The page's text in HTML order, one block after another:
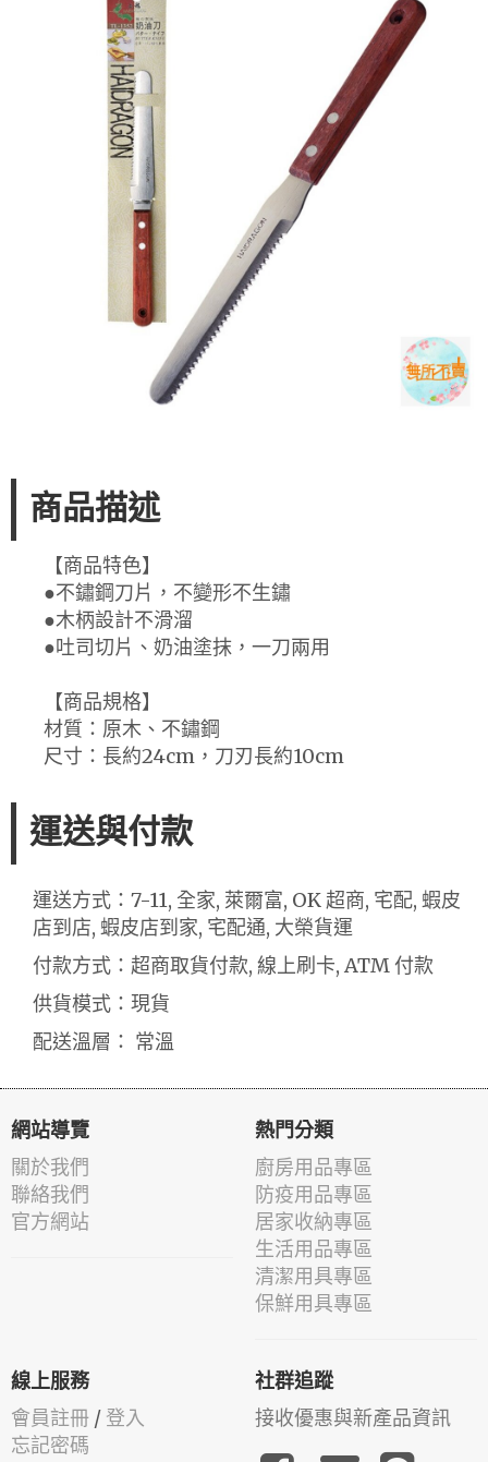
商品描述
【商品特色】
●不鏽鋼刀片，不變形不生鏽
●木柄設計不滑溜
●吐司切片、奶油塗抹，一刀兩用
【商品規格】
材質：原木、不鏽鋼
尺寸：長約24cm，刀刃長約10cm
運送與付款
運送方式：7-11, 全家, 萊爾富, OK 超商, 宅配, 蝦皮
店到店, 蝦皮店到家, 宅配通, 大榮貨運
付款方式：超商取貨付款, 線上刷卡, ATM 付款
供貨模式：現貨
配送溫層： 常溫
網站導覽
關於我們
聯絡我們
官方網站
熱門分類
廚房用品專區
防疫用品專區
居家收納專區
生活用品專區
清潔用具專區
保鮮用具專區
線上服務
會員註冊 / 登入
忘記密碼
社群追蹤
接收優惠與新產品資訊